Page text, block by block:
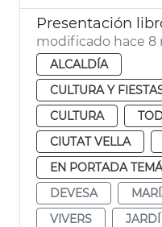
modificado hace 8
ALCALDÍA
CULTURA Y
CULTURA
CIUTAT VELLA
EN PORTADA
DEVESA
VIVERS